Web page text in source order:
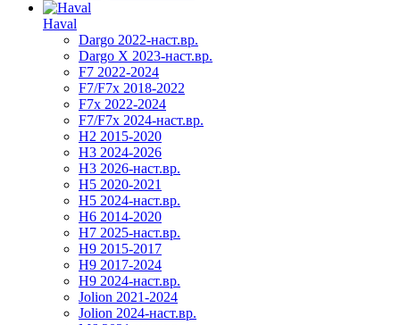
Haval
Dargo 2022-наст.вр.
Dargo X 2023-наст.вр.
F7 2022-2024
F7/F7x 2018-2022
F7x 2022-2024
F7/F7x 2024-наст.вр.
H2 2015-2020
H3 2024-2026
H3 2026-наст.вр.
H5 2020-2021
H5 2024-наст.вр.
H6 2014-2020
H7 2025-наст.вр.
H9 2015-2017
H9 2017-2024
H9 2024-наст.вр.
Jolion 2021-2024
Jolion 2024-наст.вр.